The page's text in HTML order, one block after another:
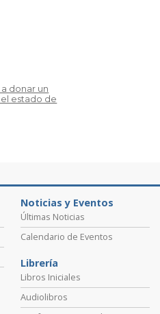
donar un
estado de
Noticias y Eventos
Últimas Noticias
Calendario de Eventos
Librería
Libros Iniciales
Audiolibros